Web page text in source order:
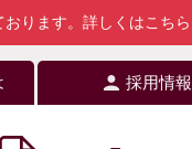
ります。 詳しくはこちら
採用情報